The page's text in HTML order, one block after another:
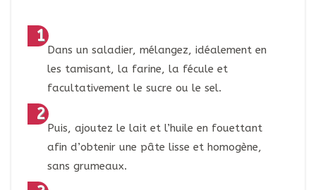
Dans un saladier, mélangez, idéalement en
les tamisant, la farine, la fécule et
facultativement le sucre ou le sel.
Puis, ajoutez le lait et l’huile en fouettant
afin d’obtenir une pâte lisse et homogène,
sans grumeaux.